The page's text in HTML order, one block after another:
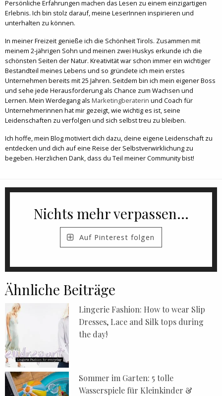
Persönliche Erfahrungen machen das Lesen zu einem einzigartigen
Erlebnis. Ich bin stolz darauf, meine LeserInnen inspirieren und
unterhalten zu können.
In meiner Freizeit genieße ich die Schönheit Tirols. Zusammen mit
meinem 2-jährigen Sohn und meinen zwei Huskys erkunde ich die
schönsten Seiten der Natur. Kreativität war schon immer ein wichtiger
Bestandteil meines Lebens und so gründete ich mein erstes
Unternehmen bereits mit 25 Jahren. Seitdem bin ich mein eigener Boss
und sehe jede Herausforderung als Chance zum Wachsen und
Lernen. Mein Werdegang als Marketingberaterin und Coach für
Unternehmerinnen hat mir gezeigt, wie wichtig es ist, seine
Leidenschaften zu verfolgen und sich selbst treu zu bleiben.
Ich hoffe, mein Blog motiviert dich dazu, deine eigene Leidenschaft zu
entdecken und dich auf eine Reise der Selbstverwirklichung zu
begeben. Herzlichen Dank, dass du Teil meiner Community bist!
Nichts mehr verpassen...
Auf Pinterest folgen
Ähnliche Beiträge
Lingerie Fashion: How to wear Slip
Dresses, Lace and Silk tops during
the day!
Sommer im Garten: 5 tolle
Wasserspiele für Kleinkinder &